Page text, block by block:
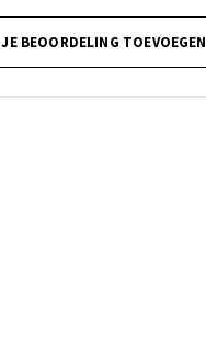
JE BEOORDELING TOEVOEGEN